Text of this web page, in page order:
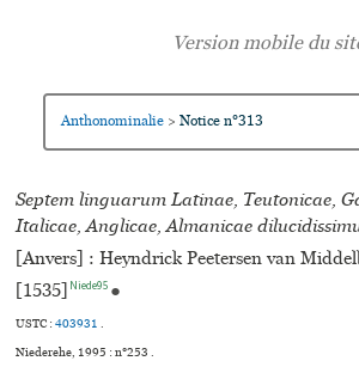
Anthonominalie > Notice n°313
Septem linguarum Latinae, Teutonicae,
Italicae, Anglicae, Almanicae
[Anvers] : Heyndrick Peetersen van
[1535]
Niede95 ●
USTC :403931.
Niederehe, 1995 : n°253 .